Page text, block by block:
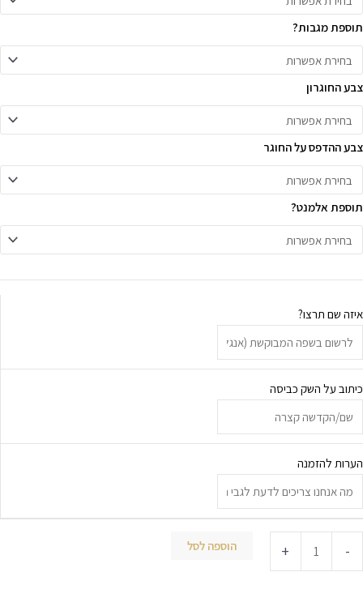
תוספת מגבות?
צבע החוגרון
צבע ההדפס על החוגר
תוספת אלמנט?
איזה שם תרצו?
כיתוב על השק כביסה
הערות להזמנה
-
+ הוספה לסל